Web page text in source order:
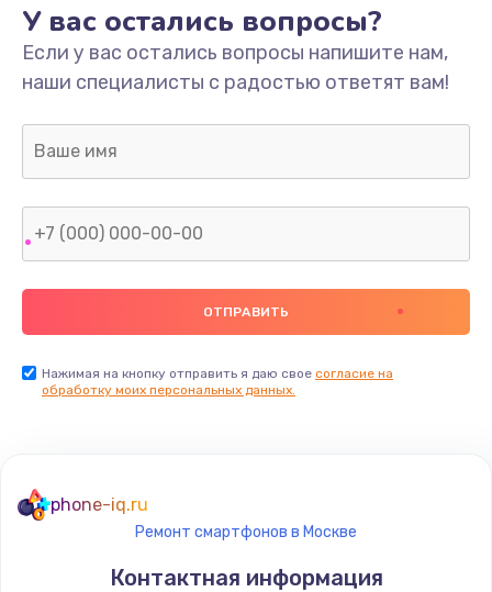
У вас остались вопросы?
Если у вас остались вопросы напишите нам,
наши специалисты с радостью ответят вам!
Нажимая на кнопку отправить я даю свое согласие на
обработку моих персональных данных.
phone-iq.ru
Ремонт смартфонов в Москве
Контактная информация